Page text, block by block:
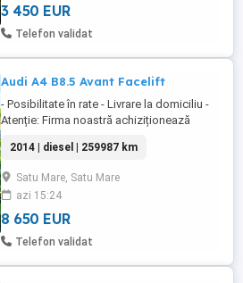
AUTO IMPORT srl va ofera spre vanzare:
Vw Golf Variant Pret: 3450 Euro -Nu ...
3 450 EUR
Telefon validat
Audi A4 B8.5 Avant Facelift
- Posibilitate în rate - Livrare la domiciliu -
Atenție: Firma noastră achiziționează
Toate anunțurile sunt salvate cu
kilometrajul afișat și descrierea
proprietarului. - Firma autorizată LED
AUTO IMPORT SRL vă oferă spre vânzare:
- Date tehnice & Informații: - ...
2014 | diesel | 259987 km
Satu Mare, Satu Mare
azi 15:24
8 650 EUR
Telefon validat